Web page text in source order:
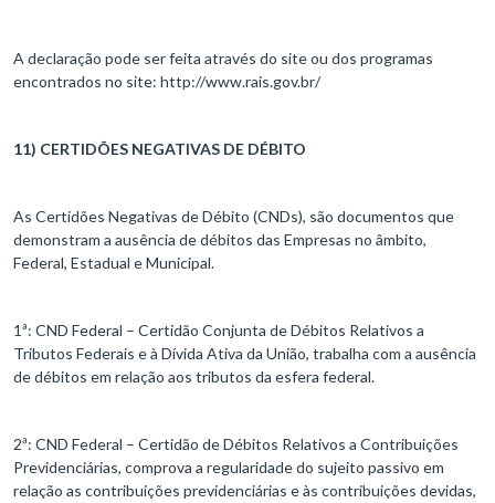
A declaração pode ser feita através do site ou dos programas
encontrados no site: http://www.rais.gov.br/
11) CERTIDÕES NEGATIVAS DE DÉBITO
As Certidões Negativas de Débito (CNDs), são documentos que
demonstram a ausência de débitos das Empresas no âmbito,
Federal, Estadual e Municipal.
1ª: CND Federal – Certidão Conjunta de Débitos Relativos a
Tributos Federais e à Dívida Ativa da União, trabalha com a ausência
de débitos em relação aos tributos da esfera federal.
2ª: CND Federal – Certidão de Débitos Relativos a Contribuições
Previdenciárias, comprova a regularidade do sujeito passivo em
relação as contribuições previdenciárias e às contribuições devidas,